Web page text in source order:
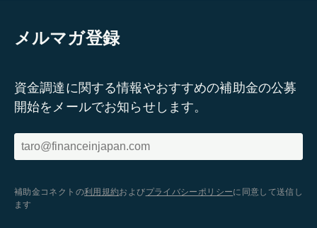
メルマガ登録
資金調達に関する情報やおすすめの補助金の公募
開始をメールでお知らせします。
補助金コネクトの利用規約およびプライバシーポリシーに同意して送信し
ます